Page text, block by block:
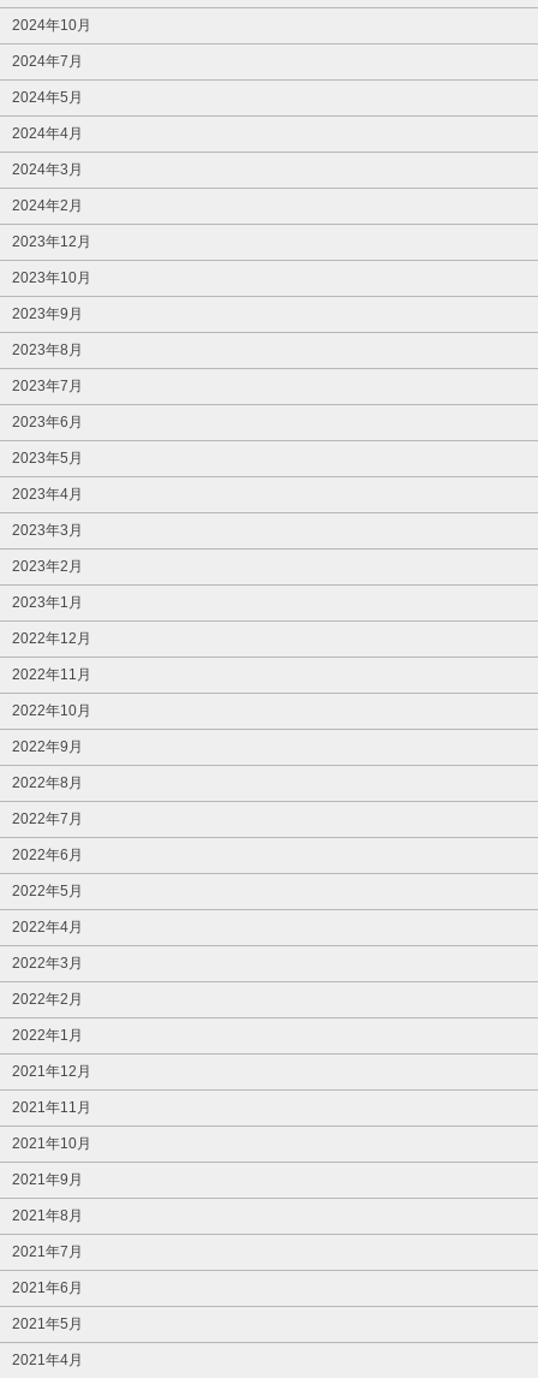
2024年10月
2024年7月
2024年5月
2024年4月
2024年3月
2024年2月
2023年12月
2023年10月
2023年9月
2023年8月
2023年7月
2023年6月
2023年5月
2023年4月
2023年3月
2023年2月
2023年1月
2022年12月
2022年11月
2022年10月
2022年9月
2022年8月
2022年7月
2022年6月
2022年5月
2022年4月
2022年3月
2022年2月
2022年1月
2021年12月
2021年11月
2021年10月
2021年9月
2021年8月
2021年7月
2021年6月
2021年5月
2021年4月